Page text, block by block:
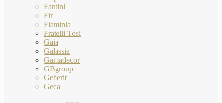
Fantini
Fir
Flaminia
Fratelli Tosi
Gaia
Galassia
Gamadecor
GBgroup
Geberit
Geda